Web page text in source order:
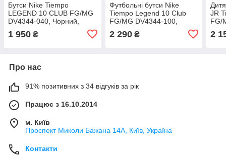
Бутси Nike Tiempo
LEGEND 10 CLUB FG/MG
DV4344-040, Чорний,
1 950 ₴
Футбольні бутси Nike
Tiempo Legend 10 Club
FG/MG DV4344-100,
Білий, Розмір (EU) — 44.5
2 290₴
JR
FG/
2
Про нас
91% позитивних з 34 відгуків за рік
Працює з 16.10.2014
м. Київ
Проспект Миколи Бажана 14А, Київ, Україна
Контакти